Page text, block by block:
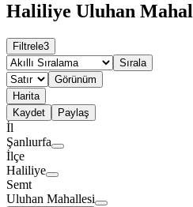
Haliliye Uluhan
Filtrele3
Sırala
Görünüm
Harita
Kaydet
Paylaş
İl
Şanlıurfa
İlçe
Haliliye
Semt
Uluhan Mahallesi